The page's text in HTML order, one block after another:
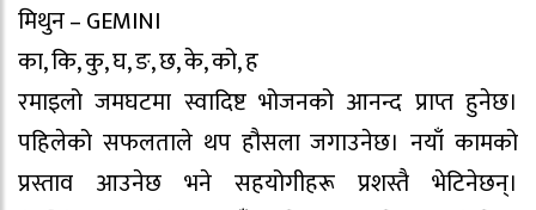
मिथुन – GEMINI
का, कि, कु, घ, ङ, छ, के, को, ह
रमाइलो जमघटमा स्वादिष्ट भोजनको आनन्द प्राप्त हुनेछ।
पहिलेको सफलताले थप हौसला जगाउनेछ। नयाँ कामको
प्रस्ताव आउनेछ भने सहयोगीहरू प्रशस्तै भेटिनेछन्।